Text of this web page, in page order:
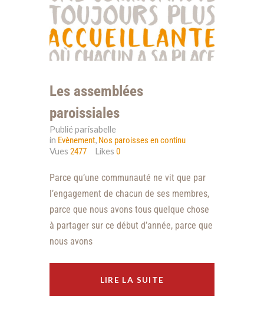
Les assemblées
paroissiales
Publié parisabelle
in Evènement, Nos paroisses en continu
Vues 2477 Likes0
​Parce qu’une communauté ne vit ​que par
l’engagement de chacun de ses membres,
parce que nous avons tous quelque chose
à partager sur ce début d’année, parce que
nous avons
LIRE LA SUITE